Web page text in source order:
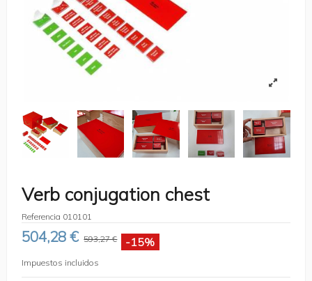
Verb conjugation chest
Referencia 010101
504,28 € 593,27 € -15%
Impuestos incluidos